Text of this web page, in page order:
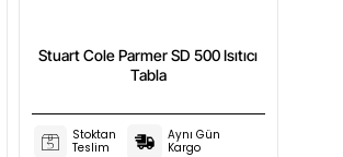
Stuart Cole Parmer SD 500 Isıtıcı
Tabla
Stoktan
Teslim
Aynı Gün
Kargo